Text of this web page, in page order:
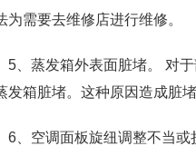
为需要去维修店进行维修。
5、蒸发箱外表面脏堵。 对
发箱脏堵。这种原因造成脏
6、空调面板旋纽调整不当